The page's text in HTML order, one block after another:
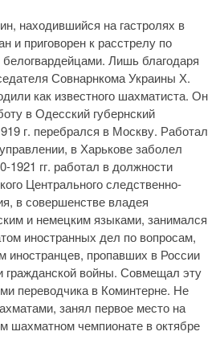
находившийся на гастролях в
и приговорен к расстрелу по
Лишь благодаря
Совнарнкома Украины Х.
как известного шахматиста. Он
в Одесский губернский
г. перебрался в Москву. Работал
в Харькове заболел
гг. работал в должности
Центрального следственно-
в совершенстве владея
и немецким языками, занимался
иностранных дел по вопросам,
иностранцев, пропавших в России
гражданской войны. Совмещал эту
переводчика в Коминтерне. Не
занял первое место на
шахматном чемпионате в октябре